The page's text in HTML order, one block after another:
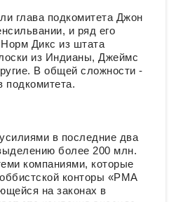
глава подкомитета Джон
и ряд его
Норм Дикс из штата
из Индианы, Джеймс
В общей сложности -
подкомитета.
в последние два
более 200 млн.
компаниями, которые
конторы «PMA
на законах в